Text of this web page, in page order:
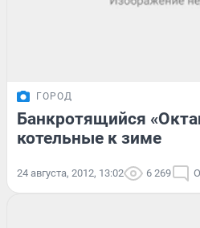
ГОРОД
Банкротящийся
котельные к зиме
24 августа, 2012, 13:02 6 269